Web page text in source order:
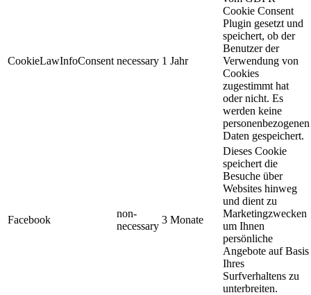
CookieLawInfoConsent necessary 1 Jahr
Cookie Consent
Plugin gesetzt und
speichert, ob der
Benutzer der
Verwendung von
Cookies
zugestimmt hat
oder nicht. Es
werden keine
personenbezogenen
Daten gespeichert.
Facebook
non-
necessary
3 Monate
Dieses Cookie
speichert die
Besuche über
Websites hinweg
und dient zu
Marketingzwecken
um Ihnen
persönliche
Angebote auf Basis
Ihres
Surfverhaltens zu
unterbreiten.